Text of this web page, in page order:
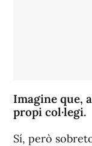
Imagine que,
propi col·legi.
Sí, però